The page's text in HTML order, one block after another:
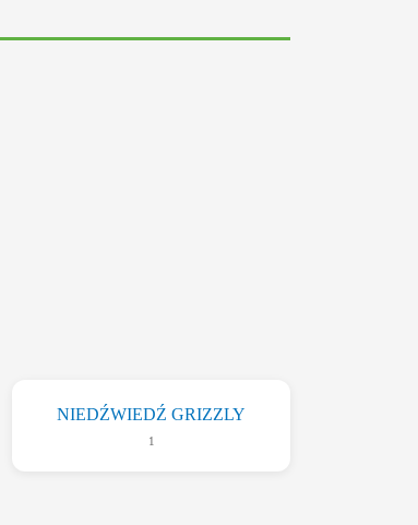
NIEDŹWIEDŹ GRIZZLY
1